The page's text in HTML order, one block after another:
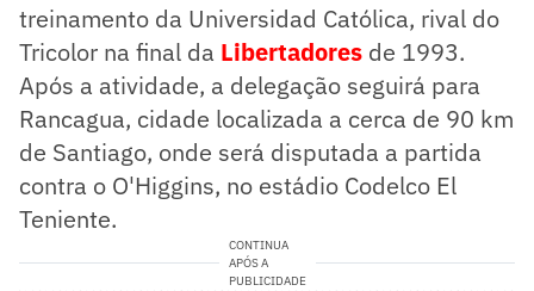
treinamento da Universidad Católica, rival do
Tricolor na final da Libertadores de 1993.
Após a atividade, a delegação seguirá para
Rancagua, cidade localizada a cerca de 90 km
de Santiago, onde será disputada a partida
contra o O'Higgins, no estádio Codelco El
Teniente.
CONTINUA
APÓS A
PUBLICIDADE